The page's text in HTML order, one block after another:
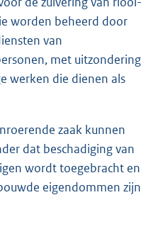
worden beheerd door
van
met uitzondering
werken die dienen als
zaak kunnen
dat beschadiging van
wordt toegebracht en
eigendommen zijn